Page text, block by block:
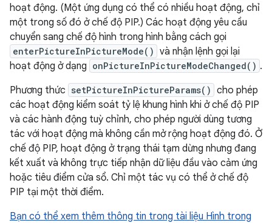
hoạt động. (Một ứng dụng có thể có nhiều hoạt động, chỉ
một trong số đó ở chế độ PIP.) Các hoạt động yêu cầu
chuyển sang chế độ hình trong hình bằng cách gọi
enterPictureInPictureMode() và nhận lệnh gọi lại
hoạt động ở dạng onPictureInPictureModeChanged() .
Phương thức setPictureInPictureParams() cho phép
các hoạt động kiểm soát tỷ lệ khung hình khi ở chế độ PIP
và các hành động tuỳ chỉnh, cho phép người dùng tương
tác với hoạt động mà không cần mở rộng hoạt động đó. Ở
chế độ PIP, hoạt động ở trạng thái tạm dừng nhưng đang
kết xuất và không trực tiếp nhận dữ liệu đầu vào cảm ứng
hoặc tiêu điểm cửa sổ. Chỉ một tác vụ có thể ở chế độ
PIP tại một thời điểm.
Bạn có thể xem thêm thông tin trong tài liệu Hình trong